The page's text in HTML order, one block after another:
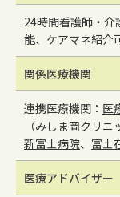
24時間看護師・介
能、ケアマネ紹介
関係医療機関
連携医療機関： 医
（みしま岡クリニ
新富士病院、 富士
医療アドバイザー